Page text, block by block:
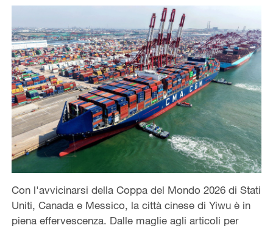
Con l'avvicinarsi della Coppa del Mondo 2026 di Stati
Uniti, Canada e Messico, la città cinese di Yiwu è in
piena effervescenza. Dalle maglie agli articoli per